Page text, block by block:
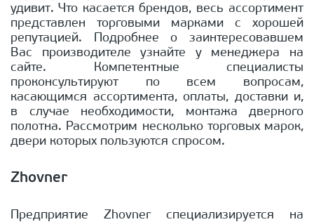
удивит. Что касается брендов, весь ассортимент
представлен торговыми марками с хорошей
репутацией. Подробнее о заинтересовавшем
Вас производителе узнайте у менеджера на
сайте. Компетентные специалисты
проконсультируют по всем вопросам,
касающимся ассортимента, оплаты, доставки и,
в случае необходимости, монтажа дверного
полотна. Рассмотрим несколько торговых марок,
двери которых пользуются спросом.
Zhovner
Предприятие Zhovner специализируется на